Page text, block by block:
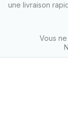
une livraison
Vous